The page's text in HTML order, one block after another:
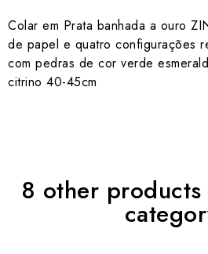
Colar em Prata banhada a ouro
de papel e quatro configurações
com pedras de cor verde
citrino 40-45cm
8 other products